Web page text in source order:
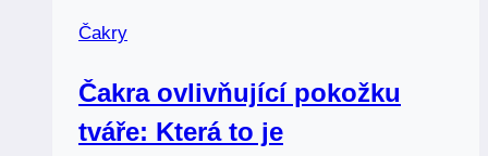
Čakry
Čakra ovlivňující pokožku
tváře: Která to je